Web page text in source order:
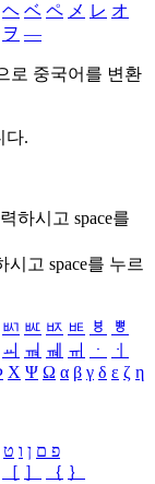
ヘ ベ ペ メ レ オ
ヲ ―
로 중국어를 변환
다.
하시고 space를
시고 space를 누르
ㅴ ㅵ ㅶ ㅷ ㅸ
ㅹ
ㆉ ㆊ ㆋ ㆌ ㆍ
ㆎ
Χ Ψ Ω α β γ δ ε ζ η
פ ם ן ו ט
［ ］ ｛ ｝